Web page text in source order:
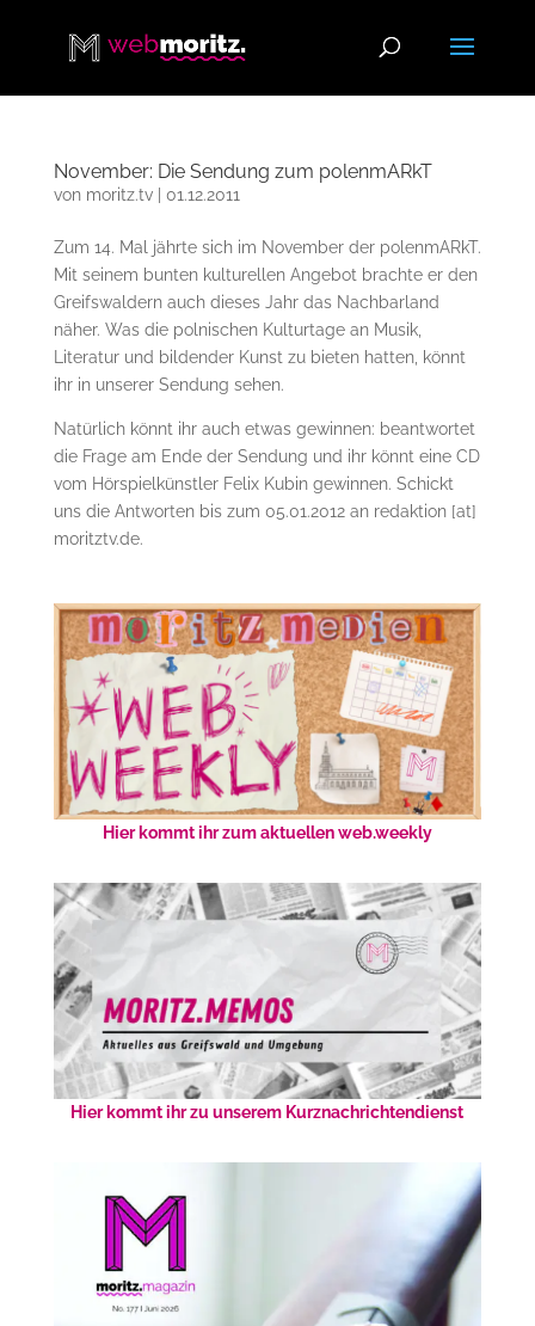
November: Die Sendung zum polenmARkT
von moritz.tv| 01.12.2011
Zum 14. Mal jährte sich im November der polenmARkT.
Mit seinem bunten kulturellen Angebot brachte er den
Greifswaldern auch dieses Jahr das Nachbarland
näher. Was die polnischen Kulturtage an Musik,
Literatur und bildender Kunst zu bieten hatten, könnt
ihr in unserer Sendung sehen.
Natürlich könnt ihr auch etwas gewinnen: beantwortet
die Frage am Ende der Sendung und ihr könnt eine CD
vom Hörspielkünstler Felix Kubin gewinnen. Schickt
uns die Antworten bis zum 05.01.2012 an redaktion [at]
moritztv.de.
Hier kommt ihr zum aktuellen web.weekly
Hier kommt ihr zu unserem Kurznachrichtendienst